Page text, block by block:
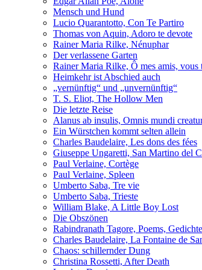
Mensch und Hund
Lucio Quarantotto, Con Te Partiro
Thomas von Aquin, Adoro te devote
Rainer Maria Rilke, Nénuphar
Der verlassene Garten
Rainer Maria Rilke, Ô mes amis, vous
Heimkehr ist Abschied auch
„vernünftig“ und „unvernünftig“
T. S. Eliot, The Hollow Men
Die letzte Reise
Alanus ab insulis, Omnis mundi
Ein Würstchen kommt selten allein
Charles Baudelaire, Les dons des fées
Giuseppe Ungaretti, San Martino del
Paul Verlaine, Cortège
Paul Verlaine, Spleen
Umberto Saba, Tre vie
Umberto Saba, Trieste
William Blake, A Little Boy Lost
Die Obszönen
Rabindranath Tagore, Poems,
Charles Baudelaire, La Fontaine de
Chaos: schillernder Dung
Christina Rossetti, After Death